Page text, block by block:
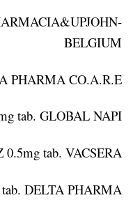
BELGIUM
PHARMA CO.A.R.E.
tab. GLOBAL NAPI
0.5mg tab. VACSERA
DELTA PHARMA